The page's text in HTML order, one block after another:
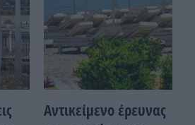
Αντικείμενο έρευνας